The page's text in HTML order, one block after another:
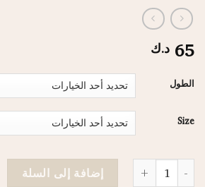
65 د.ك
الطول
Size
إضافة إلى السلة